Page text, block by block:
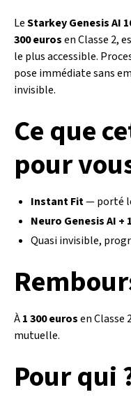
LeStarkey Genesis AI
300 eurosen Classe 2,
le plus accessible.
pose immédiate sans
invisible.
Ce que
pour
Instant Fit— porté
Neuro Genesis AI +
Quasi invisible,
À1 300 eurosen Classe
mutuelle.
Pour qui